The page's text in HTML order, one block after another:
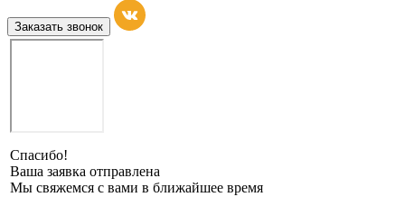
Заказать звонок
Спасибо!
Ваша заявка отправлена
Мы свяжемся с вами в ближайшее время